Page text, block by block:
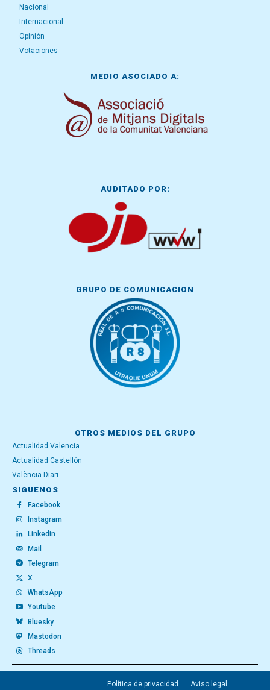
Nacional
Internacional
Opinión
Votaciones
MEDIO ASOCIADO A:
AUDITADO POR:
GRUPO DE COMUNICACIÓN
OTROS MEDIOS DEL GRUPO
Actualidad Valencia
Actualidad Castellón
València Diari
SÍGUENOS
Facebook
Instagram
Linkedin
Mail
Telegram
X
WhatsApp
Youtube
Bluesky
Mastodon
Threads
Política de privacidad Aviso legal